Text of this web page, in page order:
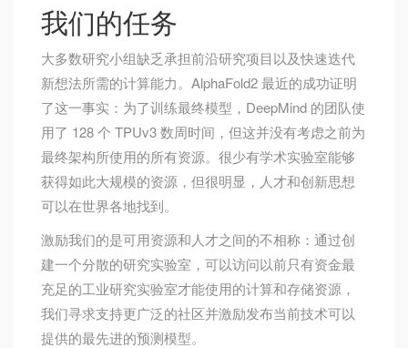
我们的任务
大多数研究小组缺乏承担前沿​​研究项目以及快速迭代
新想法所需的计算能力。AlphaFold2 最近的成功证明
了这一事实：为了训练最终模型，DeepMind 的团队使
用了 128 个 TPUv3 数周时间，但这并没有考虑之前为
最终架构所使用的所有资源。很少有学术实验室能够
获得如此大规模的资源，但很明显，人才和创新思想
可以在世界各地找到。
激励我们的是可用资源和人才之间的不相称：通过创
建一个分散的研究实验室，可以访问以前只有资金最
充足的工业研究实验室才能使用的计算和存储资源，
我们寻求支持更广泛的社区并激励发布当前技术可以
提供的最先进的预测模型。